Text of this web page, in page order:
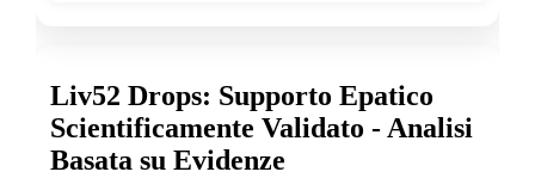
Liv52 Drops: Supporto Epatico
Scientificamente Validato - Analisi
Basata su Evidenze